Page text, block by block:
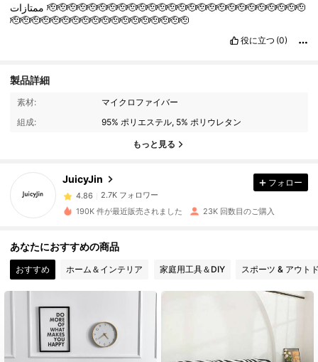
ممتازات🫡🫡🫡🫡🫡🫡🫡🫡🫡🫡🫡🫡🫡🫡🫡🫡🫡🫡🫡🫡🫡🫡🫡🫡🫡🫡
🫡🫡🫡🫡🫡🫡🫡🫡🫡🫡🫡🫡🫡🫡🫡🫡🫡🫡
役に立つ (0)
製品詳細
素材:
マイクロファイバー
組成:
95% ポリエステル, 5% ポリウレタン
もっと見る
JuicyJin
2.7K フォロワー
2.7K フォロワー
4.86 2.7K フォロワー
4.86 2.7K フォロワー
フォロー
190K 件が最近販売されました 23K 回数目のご購入
あなたにおすすめの商品
おすすめ ホーム＆インテリア 家庭用工具＆DIY スポーツ & アウト